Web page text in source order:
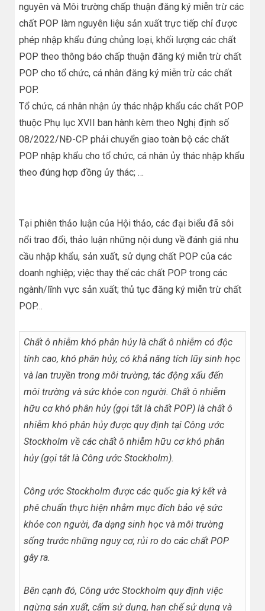
nguyên và Môi trường chấp thuận đăng ký miễn trừ các
chất POP làm nguyên liệu sản xuất trực tiếp chỉ được
phép nhập khẩu đúng chủng loại, khối lượng các chất
POP theo thông báo chấp thuận đăng ký miễn trừ chất
POP cho tổ chức, cá nhân đăng ký miễn trừ các chất
POP.
Tổ chức, cá nhân nhận ủy thác nhập khẩu các chất POP
thuộc Phụ lục XVII ban hành kèm theo Nghị định số
08/2022/NĐ-CP phải chuyển giao toàn bộ các chất
POP nhập khẩu cho tổ chức, cá nhân ủy thác nhập khẩu
theo đúng hợp đồng ủy thác; …
Tại phiên thảo luận của Hội thảo, các đại biểu đã sôi
nổi trao đổi, thảo luận những nội dung về đánh giá nhu
cầu nhập khẩu, sản xuất, sử dụng chất POP của các
doanh nghiệp; việc thay thế các chất POP trong các
ngành/lĩnh vực sản xuất; thủ tục đăng ký miễn trừ chất
POP…
Chất ô nhiễm khó phân hủy là chất ô nhiễm có độc
tính cao, khó phân hủy, có khả năng tích lũy sinh học
và lan truyền trong môi trường, tác động xấu đến
môi trường và sức khỏe con người. Chất ô nhiễm
hữu cơ khó phân hủy (gọi tắt là chất POP) là chất ô
nhiễm khó phân hủy được quy định tại Công ước
Stockholm về các chất ô nhiễm hữu cơ khó phân
hủy (gọi tắt là Công ước Stockholm).
Công ước Stockholm được các quốc gia ký kết và
phê chuẩn thực hiện nhằm mục đích bảo vệ sức
khỏe con người, đa dạng sinh học và môi trường
sống trước những nguy cơ, rủi ro do các chất POP
gây ra.
Bên cạnh đó, Công ước Stockholm quy định việc
ngừng sản xuất, cấm sử dụng, hạn chế sử dụng và